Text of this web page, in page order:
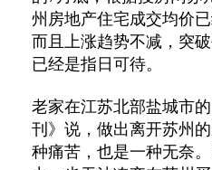
州房地产住宅成交均价
而且上涨趋势不减，突
已经是指日可待。
老家在江苏北部盐城市
刊》说，做出离开苏州
种痛苦，也是一种无奈